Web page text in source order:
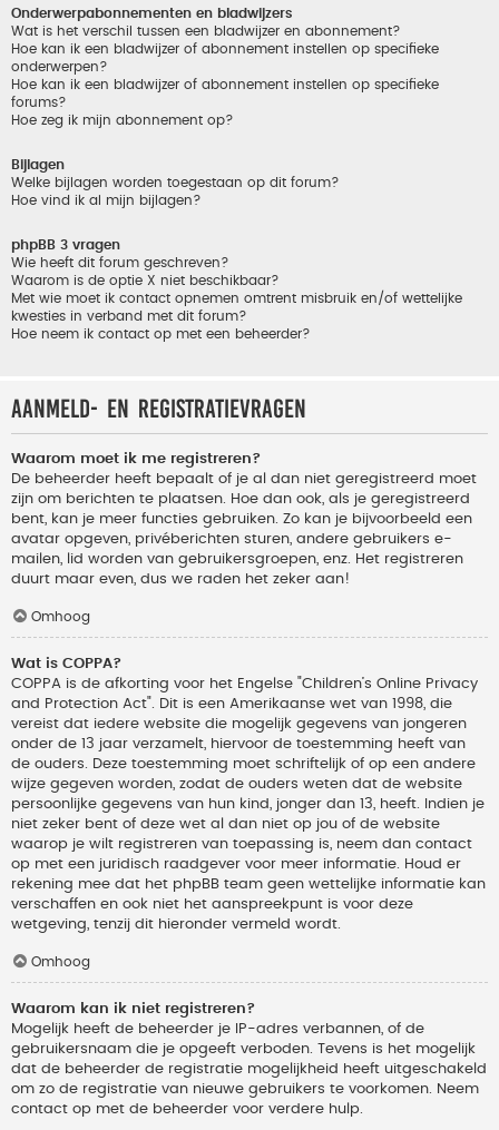
Onderwerpabonnementen en bladwijzers
Wat is het verschil tussen een bladwijzer en abonnement?
Hoe kan ik een bladwijzer of abonnement instellen op specifieke
onderwerpen?
Hoe kan ik een bladwijzer of abonnement instellen op specifieke
forums?
Hoe zeg ik mijn abonnement op?
Bijlagen
Welke bijlagen worden toegestaan op dit forum?
Hoe vind ik al mijn bijlagen?
phpBB 3 vragen
Wie heeft dit forum geschreven?
Waarom is de optie X niet beschikbaar?
Met wie moet ik contact opnemen omtrent misbruik en/of wettelijke
kwesties in verband met dit forum?
Hoe neem ik contact op met een beheerder?
Aanmeld- en registratievragen
Waarom moet ik me registreren?
De beheerder heeft bepaalt of je al dan niet geregistreerd moet
zijn om berichten te plaatsen. Hoe dan ook, als je geregistreerd
bent, kan je meer functies gebruiken. Zo kan je bijvoorbeeld een
avatar opgeven, privéberichten sturen, andere gebruikers e-
mailen, lid worden van gebruikersgroepen, enz. Het registreren
duurt maar even, dus we raden het zeker aan!
Omhoog
Wat is COPPA?
COPPA is de afkorting voor het Engelse "Children’s Online Privacy
and Protection Act". Dit is een Amerikaanse wet van 1998, die
vereist dat iedere website die mogelijk gegevens van jongeren
onder de 13 jaar verzamelt, hiervoor de toestemming heeft van
de ouders. Deze toestemming moet schriftelijk of op een andere
wijze gegeven worden, zodat de ouders weten dat de website
persoonlijke gegevens van hun kind, jonger dan 13, heeft. Indien je
niet zeker bent of deze wet al dan niet op jou of de website
waarop je wilt registreren van toepassing is, neem dan contact
op met een juridisch raadgever voor meer informatie. Houd er
rekening mee dat het phpBB team geen wettelijke informatie kan
verschaffen en ook niet het aanspreekpunt is voor deze
wetgeving, tenzij dit hieronder vermeld wordt.
Omhoog
Waarom kan ik niet registreren?
Mogelijk heeft de beheerder je IP-adres verbannen, of de
gebruikersnaam die je opgeeft verboden. Tevens is het mogelijk
dat de beheerder de registratie mogelijkheid heeft uitgeschakeld
om zo de registratie van nieuwe gebruikers te voorkomen. Neem
contact op met de beheerder voor verdere hulp.